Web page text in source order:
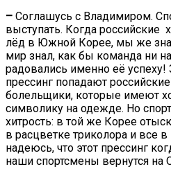
– Соглашусь с Владимиром.
выступать. Когда российские
лёд в Южной Корее, мы же
мир знал, как бы команда ни
радовались именно её
прессинг попадают
болельщики, которые имеют
символику на одежде. Но
хитрость: в той же Корее
в расцветке триколора и все
надеюсь, что этот прессинг
наши спортсмены вернутся на